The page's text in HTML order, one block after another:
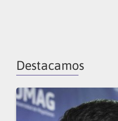
Destacamos